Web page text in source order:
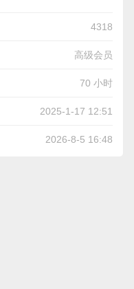
4318
高级会员
70 小时
2025-1-17 12:51
2026-8-5 16:48